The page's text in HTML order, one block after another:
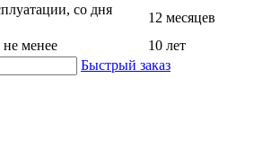
со дня
12 месяцев
менее
10 лет
Быстрый заказ